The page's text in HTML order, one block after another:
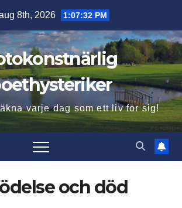
8th, 2026 1:07:33 PM
varje dag som ett liv för sig!
och död